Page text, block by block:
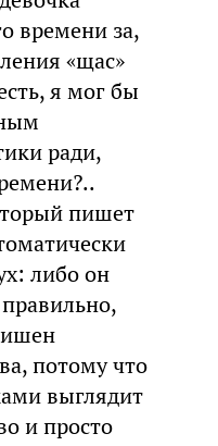
времени за,
«щас»
я мог бы
ради,
пишет
либо он
потому что
выглядит
и просто